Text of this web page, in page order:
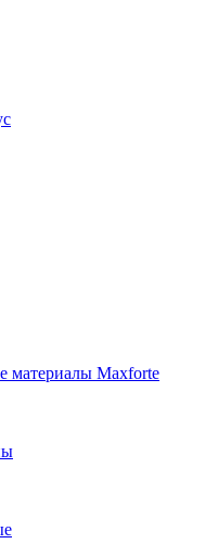
материалы Maxforte